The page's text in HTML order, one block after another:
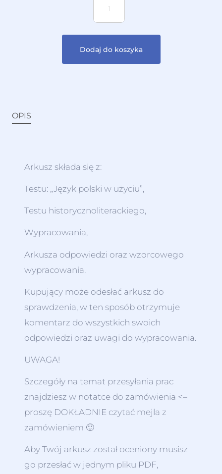
Dodaj do koszyka
OPIS
Arkusz składa się z:
Testu: „Język polski w użyciu”,
Testu historycznoliterackiego,
Wypracowania,
Arkusza odpowiedzi oraz wzorcowego
wypracowania.
Kupujący może odesłać arkusz do
sprawdzenia, w ten sposób otrzymuje
komentarz do wszystkich swoich
odpowiedzi oraz uwagi do wypracowania.
UWAGA!
Szczegóły na temat przesyłania prac
znajdziesz w notatce do zamówienia <–
proszę DOKŁADNIE czytać mejla z
zamówieniem 🙂
Aby Twój arkusz został oceniony musisz
go przesłać w jednym pliku PDF,